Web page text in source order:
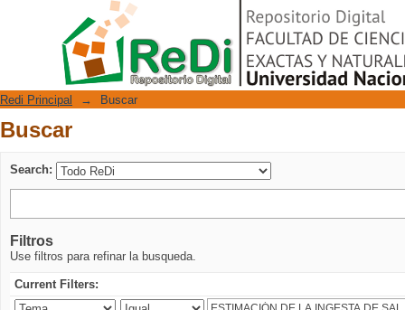
Repositorio Digital
Redi Principal → Buscar
Buscar
Search:
Filtros
Use filtros para refinar la busqueda.
Current Filters: